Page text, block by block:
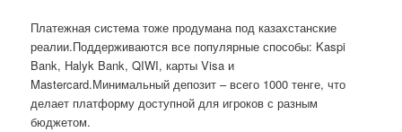
Платежная система тоже продумана под казахстанские
реалии.Поддерживаются все популярные способы: Kaspi
Bank, Halyk Bank, QIWI, карты Visa и
Mastercard.Минимальный депозит – всего 1000 тенге, что
делает платформу доступной для игроков с разным
бюджетом.